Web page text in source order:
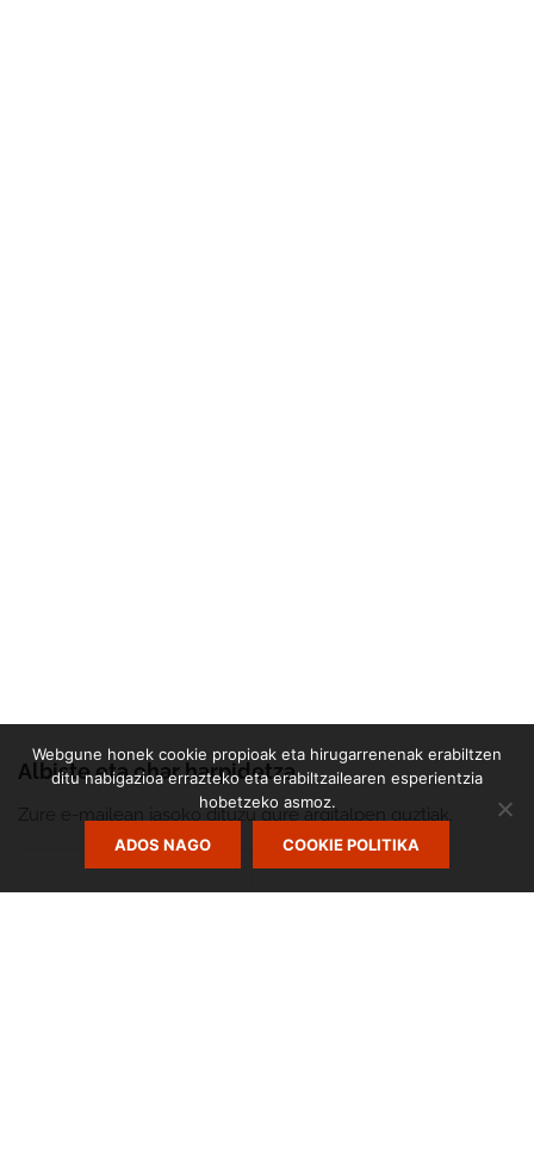
Albiste eta ohar harpidetza
Zure e-mailean jasoko dituzu gure argitalpen guztiak.
Webgune honek cookie propioak eta hirugarrenenak erabiltzen
ditu nabigazioa errazteko eta erabiltzailearen esperientzia
hobetzeko asmoz.
ADOS NAGO COOKIE POLITIKA